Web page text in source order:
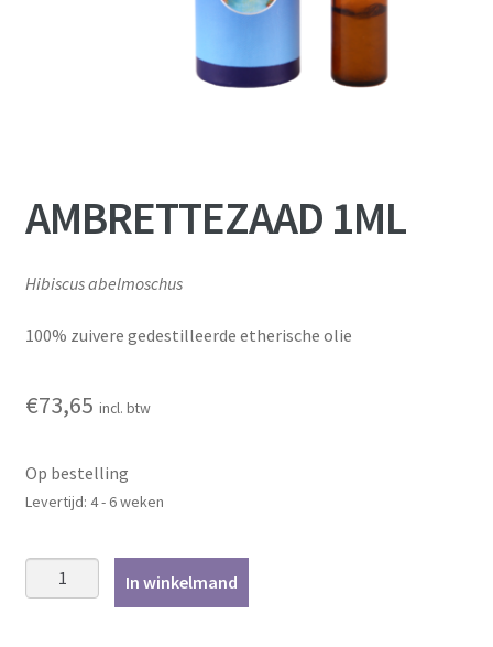
AMBRETTEZAAD 1ML
Hibiscus abelmoschus
100% zuivere gedestilleerde etherische olie
€73,65 incl. btw
Op bestelling
Levertijd: 4 - 6 weken
Ambrettezaad
-
In winkelmand